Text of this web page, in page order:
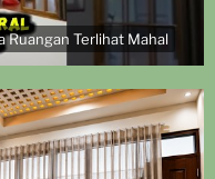
Ruangan Terlihat Mahal